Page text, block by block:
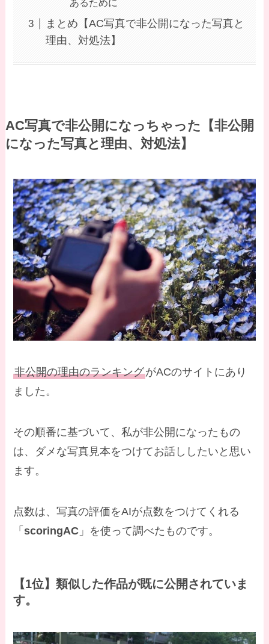
まとめ【AC写真で非公開になった写真と
理由、対処法】
AC写真で非公開になっちゃった【非公開
になった写真と理由、対処法】
非公開の理由のランキングがACのサイトにあり
ました。
その順番に基づいて、私が非公開になったもの
は、ダメな写真見本をつけてお話ししたいと思い
ます。
点数は、写真の評価をAIが点数をつけてくれる
「scoringAC 」を使って調べたものです。
【1位】類似した作品が既に公開されていま
す。